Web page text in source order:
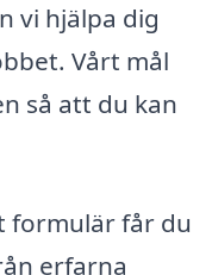
vi hjälpa dig
Vårt mål
så att du kan
formulär får du
erfarna